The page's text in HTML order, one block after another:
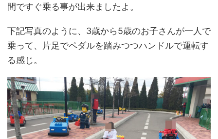
間ですぐ乗る事が出来ましたよ。
下記写真のように、3歳から5歳のお子さんが一人で
乗って、片足でペダルを踏みつつハンドルで運転す
る感じ。